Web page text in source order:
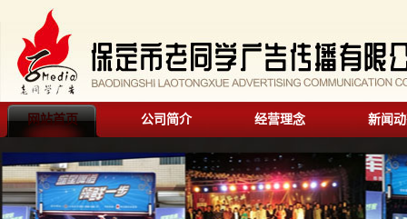
网站首页 公司简介 经营理念 新闻